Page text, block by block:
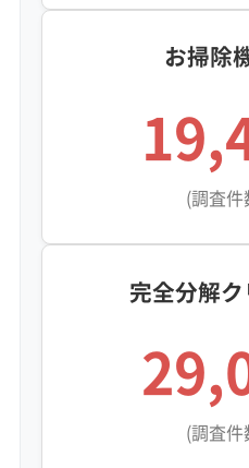
お掃除
(調査件
完全分解
(調査件